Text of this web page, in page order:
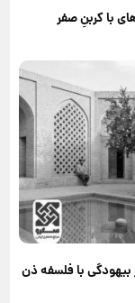
با کربنِ صفر
با فلسفه ذن